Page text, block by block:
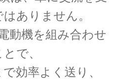
マイスナー
理学者｜磁性を使って超
を説明】
ありません。
動機を組み合わせ
で、
効率よく送り、